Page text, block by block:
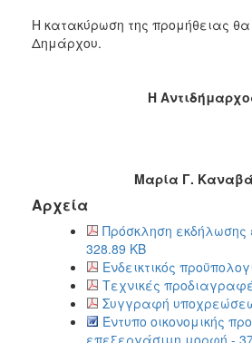
Η κατακύρωση της προμήθειας
Δημάρχου.
Η
Μαρία Γ. Κ
Αρχεία
Πρόσκληση εκδήλωσης
328.89 KB
Ενδεικτικός
Τεχνικές
Συγγραφή
Έντυπο οικονομικής
επεξεργάσιμη μορφή -